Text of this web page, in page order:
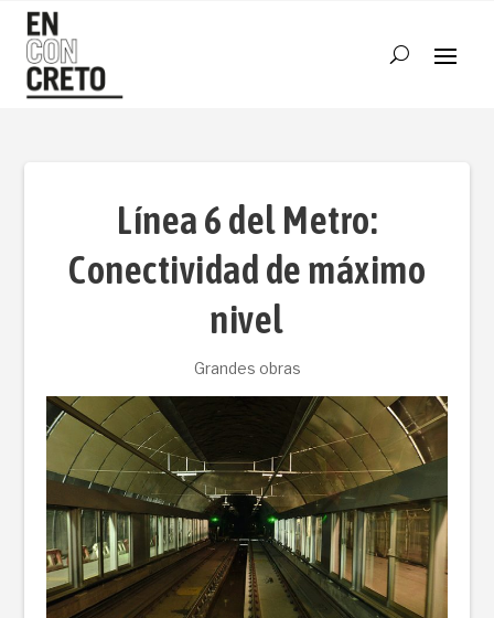
Línea 6 del Metro:
Conectividad de máximo
nivel
Grandes obras